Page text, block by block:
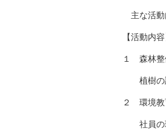
主な活動
【活動内容
１ 森林整
植樹の調
２ 環境教
社員の環